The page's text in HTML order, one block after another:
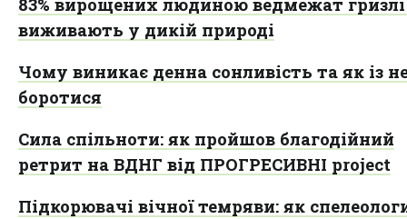
83% вирощених людиною ведмежат
виживають у дикій природі
Чому виникає денна сонливість та як із
боротися
Сила спільноти: як пройшов благодійний
ретрит на ВДНГ від ПРОГРЕСИВНІ project
Підкорювачі вічної темряви: як